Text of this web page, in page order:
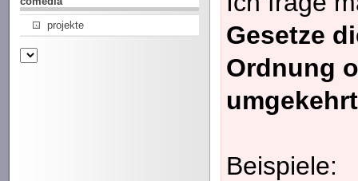
projekte
Gesetze
Ordnung
Beispiele: